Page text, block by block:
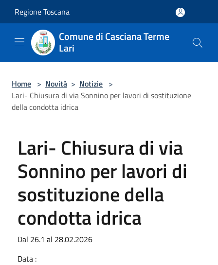
Regione Toscana
Comune di Casciana Terme
Lari
Home > Novità > Notizie >
Lari- Chiusura di via Sonnino per lavori di sostituzione
della condotta idrica
Lari- Chiusura di via
Sonnino per lavori di
sostituzione della
condotta idrica
Dal 26.1 al 28.02.2026
Data :